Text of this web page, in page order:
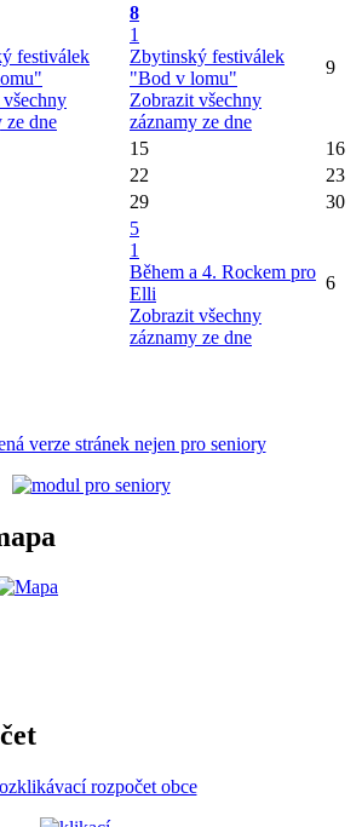
festiválek
ze dne
8
1
Zbytinský festiválek
"Bod v lomu"
Zobrazit všechny
záznamy ze dne
9
15
16
22
23
29 30
5
1
Během a 4. Rockem pro
Elli
Zobrazit všechny
záznamy ze dne
6
verze stránek nejen pro seniory
rozpočet obce